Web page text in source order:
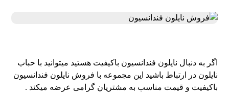
اگر به دنبال نایلون فندانسیون باکیفیت هستید میتوانید با حباب
نایلون در ارتباط باشید این مجموعه با فروش نایلون فندانسیون
باکیفیت و قیمت مناسب به مشتریان گرامی عرضه میکند .